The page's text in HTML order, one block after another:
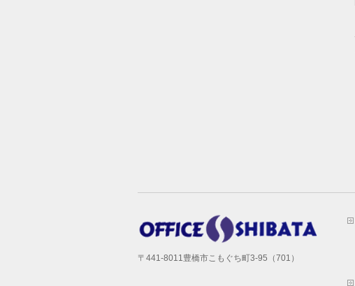
〒441-8011豊橋市こもぐち町3-95（701）